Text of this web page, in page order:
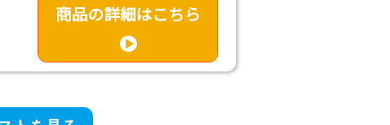
商品の詳細はこちら